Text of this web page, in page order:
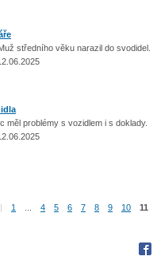
středního věku narazil do svodidel.
měl problémy s vozidlem i s doklady.
| 1 4 5 6 7 8 9 10 11